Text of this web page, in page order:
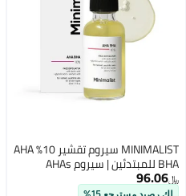
MINIMALIST سيروم تقشير 10% AHA
BHA للمبتدئين | سيروم AHAs
(حمض اللاكتيك وحمض الجليكوليك)
﷼‏96.06